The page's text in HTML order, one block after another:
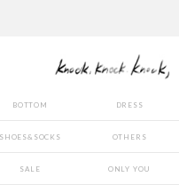
BOTTOM DRESS
SHOES&SOCKS OTHERS
SALE ONLY YOU